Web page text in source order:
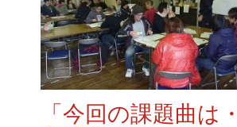
「今回の課題曲は